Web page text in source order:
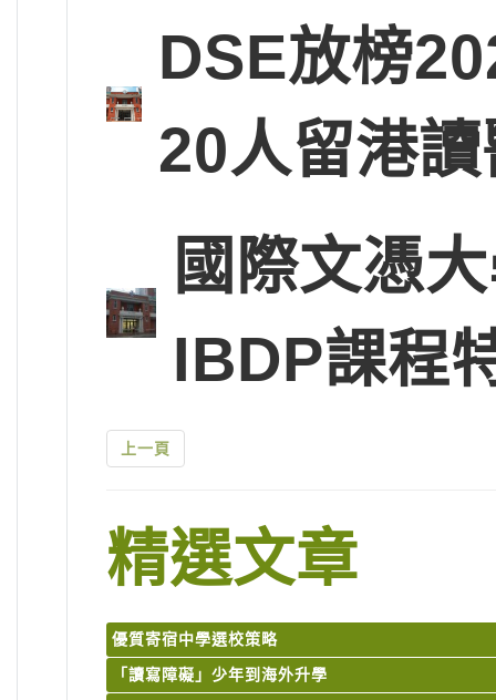
DSE放榜
20人留港
國際文憑
IBDP課程
上一頁
精選文章
優質寄宿中學選校策略
「讀寫障礙」少年到海外升學